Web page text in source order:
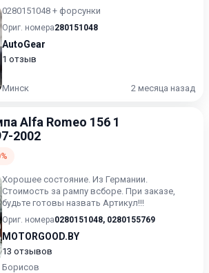
0280151048 + форсунки
Ориг. номера280151048
AutoGear
1 отзыв
Минск 2 месяца назад
Alfa Romeo 156 1
2002
Хорошее состояние. Из Германии.
Стоимость за рампу всборе. При заказе,
будьте готовы назвать Артикул!!!
Ориг. номера0280151048, 0280155769
MOTORGOOD.BY
13 отзывов
Борисов